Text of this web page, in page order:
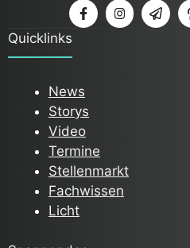
Quicklinks
News
Storys
Video
Termine
Stellenmarkt
Fachwissen
Licht